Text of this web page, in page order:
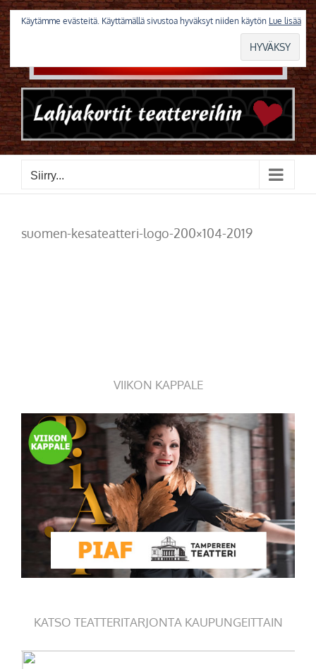
Skip
to
content
Siirry...
suomen-kesateatteri-logo-200×104-2019
VIIKON KAPPALE
KATSO TEATTERITARJONTA KAUPUNGEITTAIN
Käytämme evästeitä. Käyttämällä sivustoa hyväksyt niiden käytön Lue lisää